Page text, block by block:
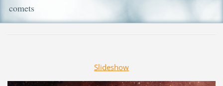
comets
Slideshow